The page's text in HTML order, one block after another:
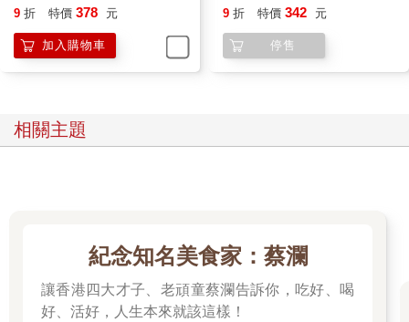
各式海鮮挑選、分裝、保
【附一次購物邀請證】
9 折 特價 378 元
加入購物車
的肉類分裝、保存、調理
邀請證】
9 折 特價 342 元
停售
相關主題
紀念知名美食家：蔡瀾
讓香港四大才子、老頑童蔡瀾告訴你，吃好、喝
好、活好，人生本來就該這樣！